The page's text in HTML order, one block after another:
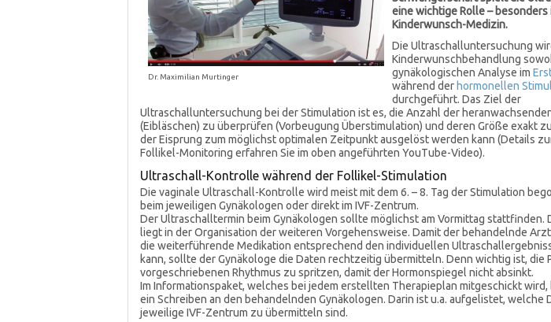
Dr. Maximilian Murtinger
eine wichtige Rolle – besonders
Kinderwunsch-Medizin.
Die Ultraschalluntersuchung
Kinderwunschbehandlung
gynäkologischen Analyse im
während der hormonellen
durchgeführt. Das Ziel der
Ultraschalluntersuchung bei der Stimulation ist es, die Anzahl der
(Eibläschen) zu überprüfen (Vorbeugung Überstimulation) und deren Größe exakt
der Eisprung zum möglichst optimalen Zeitpunkt ausgelöst werden kann (Details
Follikel-Monitoring erfahren Sie im oben angeführten YouTube-Video).
Ultraschall-Kontrolle während der Follikel-Stimulation
Die vaginale Ultraschall-Kontrolle wird meist mit dem 6. – 8. Tag der Stimulation
beim jeweiligen Gynäkologen oder direkt im IVF-Zentrum.
Der Ultraschalltermin beim Gynäkologen sollte möglichst am Vormittag stattfinden.
liegt in der Organisation der weiteren Vorgehensweise. Damit der behandelnde
die weiterführende Medikation entsprechend den individuellen
kann, sollte der Gynäkologe die Daten rechtzeitig übermitteln. Denn wichtig ist, die
vorgeschriebenen Rhythmus zu spritzen, damit der Hormonspiegel nicht absinkt.
Im Informationspaket, welches bei jedem erstellten Therapieplan mitgeschickt
ein Schreiben an den behandelnden Gynäkologen. Darin ist u.a. aufgelistet, welche
jeweilige IVF-Zentrum zu übermitteln sind.